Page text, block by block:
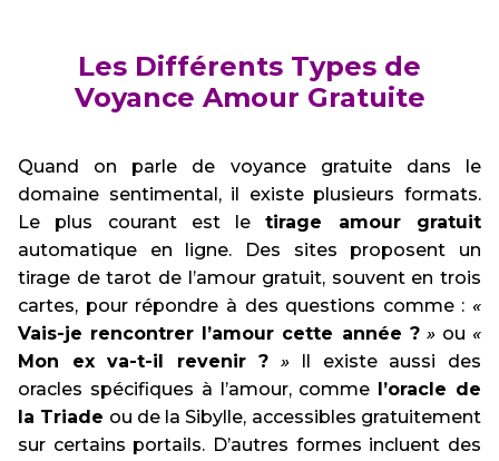
Les Différents Types de
Voyance Amour Gratuite
Quand on parle de voyance gratuite dans le
domaine sentimental, il existe plusieurs formats.
Le plus courant est letirage amour gratuit
automatique en ligne. Des sites proposent un
tirage de tarot de l’amour gratuit, souvent en trois
cartes, pour répondre à des questions comme : «
Vais-je rencontrer l’amour cette année ?»ou «
Mon ex va-t-il revenir ? »Il existe aussi des
oracles spécifiques à l’amour, comme
l’oracle de
la Triade ou de la Sibylle, accessibles gratuitement
sur certains portails. D’autres formes incluent des